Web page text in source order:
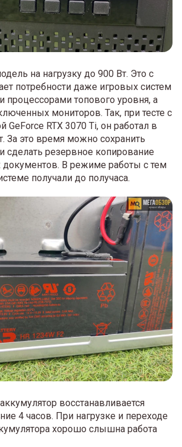
на нагрузку до 900 Вт. Это с
потребности даже игровых систем
процессорами топового уровня, а
мониторов. Так, при тесте с
GeForce RTX 3070 Ti, он работал в
За это время можно сохранить
сделать резервное копирование
документов. В режиме работы с тем
получали до получаса.
восстанавливается
4 часов. При нагрузке и переходе
хорошо слышна работа